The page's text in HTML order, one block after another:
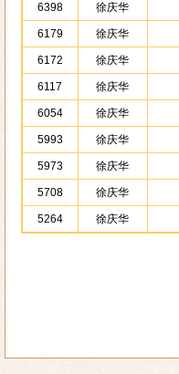
6398 徐庆华
6179 徐庆华
6172 徐庆华
6117 徐庆华
6054 徐庆华
5993 徐庆华
5973 徐庆华
5708 徐庆华
5264 徐庆华